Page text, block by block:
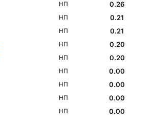
НП
0.26
НП
0.21
НП
0.21
НП
0.20
НП
0.20
НП
0.00
НП
0.00
НП
0.00
НП 0.00